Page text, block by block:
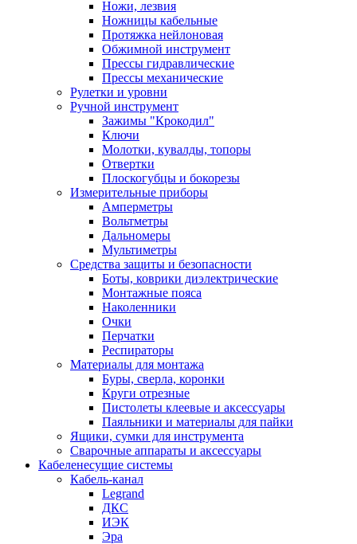
Ножи, лезвия
Ножницы кабельные
Протяжка нейлоновая
Обжимной инструмент
Прессы гидравлические
Прессы механические
Рулетки и уровни
Ручной инструмент
Зажимы "Крокодил"
Ключи
Молотки, кувалды, топоры
Отвертки
Плоскогубцы и бокорезы
Измерительные приборы
Амперметры
Вольтметры
Дальномеры
Мультиметры
Средства защиты и безопасности
Боты, коврики диэлектрические
Монтажные пояса
Наколенники
Очки
Перчатки
Респираторы
Материалы для монтажа
Буры, сверла, коронки
Круги отрезные
Пистолеты клеевые и аксессуары
Паяльники и материалы для пайки
Ящики, сумки для инструмента
Сварочные аппараты и аксессуары
Кабеленесущие системы
Кабель-канал
Legrand
ДКС
ИЭК
Эра